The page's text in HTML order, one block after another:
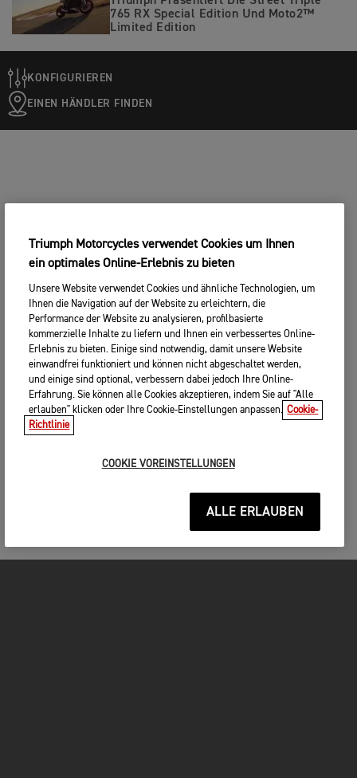
765 RX Special Edition Und Moto2™
Limited Edition
KONFIGURIEREN
EINEN HÄNDLER FINDEN
Triumph Motorcycles verwendet Cookies um Ihnen
ein optimales Online-Erlebnis zu bieten
Unsere Website verwendet Cookies und ähnliche Technologien, um
Ihnen die Navigation auf der Website zu erleichtern, die
Performance der Website zu analysieren, profilbasierte
kommerzielle Inhalte zu liefern und Ihnen ein verbessertes Online-
Erlebnis zu bieten. Einige sind notwendig, damit unsere Website
einwandfrei funktioniert und können nicht abgeschaltet werden,
und einige sind optional, verbessern dabei jedoch Ihre Online-
Erfahrung. Sie können alle Cookies akzeptieren, indem Sie auf "Alle
erlauben" klicken oder Ihre Cookie-Einstellungen anpassen. Cookie-
Richtlinie
COOKIE VOREINSTELLUNGEN
ALLE ERLAUBEN